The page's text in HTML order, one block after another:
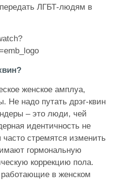
ЛГБТ-людям в
женское амплуа,
Не надо путать дрэг-квин
– это люди, чей
идентичность не
стремятся изменить
гормональную
коррекцию пола.
работающие в женском